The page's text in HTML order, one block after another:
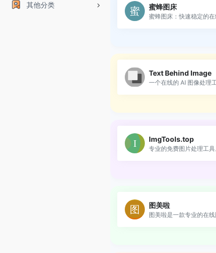
其他分类 蜜蜂图床
Text Behind Image
一个在线的 AI 图像处理
ImgTools.top
专业的免费图片处理工具
图美啦
图美啦是一款专业的在线